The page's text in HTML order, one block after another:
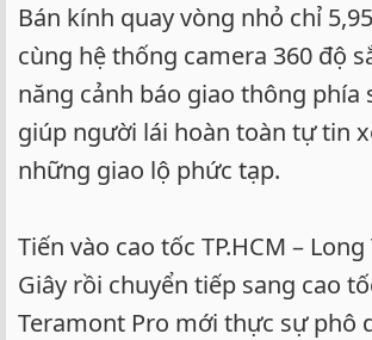
Bán kính quay vòng nhỏ chỉ
cùng hệ thống camera 360 độ
năng cảnh báo giao thông phía
giúp người lái hoàn toàn tự tin
những giao lộ phức tạp.
Tiến vào cao tốc TP.HCM –
Giây rồi chuyển tiếp sang cao
Teramont Pro mới thực sự phô